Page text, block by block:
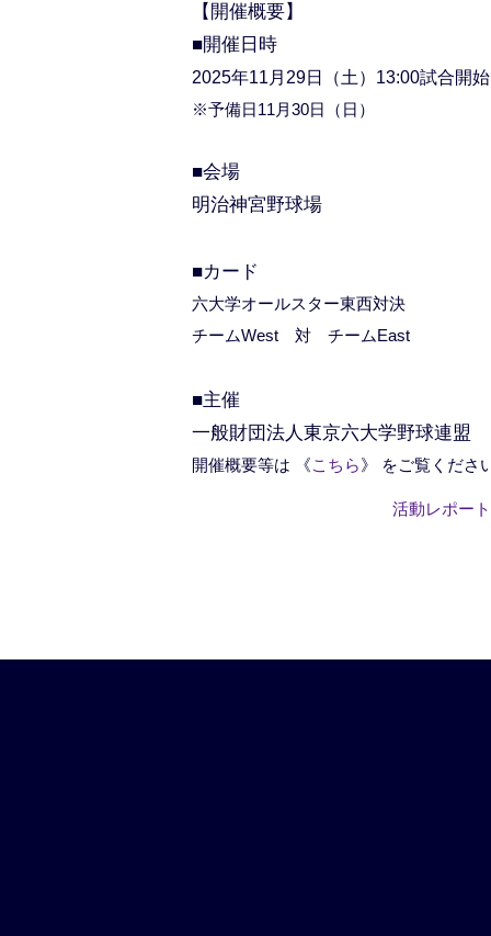
【開催概要】
■開催日時
2025年11月29日（土）13:00試合開始
※予備日11月30日（日）
■会場
明治神宮野球場
■カード
六大学オールスター東西対決
チームWest 対 チームEast
■主催
一般財団法人東京六大学野球連盟
開催概要等は 《こちら》 をご覧くださ
活動レポー